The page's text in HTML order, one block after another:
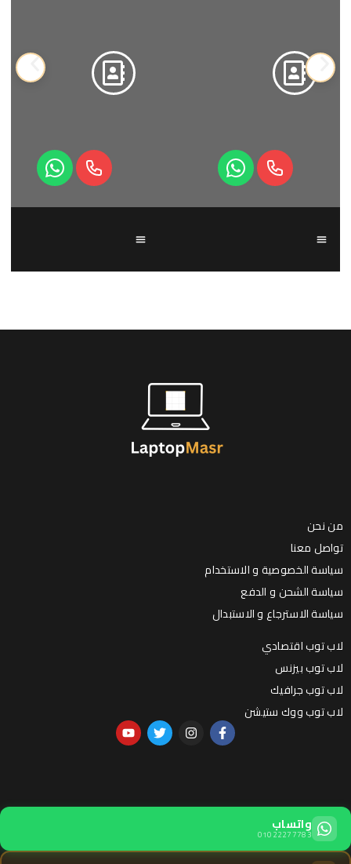
من نحن
تواصل معنا
سياسة الخصوصية و الاستخدام
سياسة الشحن و الدفع
سياسة الاسترجاع و الاستبدال
لاب توب اقتصادي
لاب توب بيزنس
لاب توب جرافيك
لاب توب ووك ستيشن
واتساب
01022277783